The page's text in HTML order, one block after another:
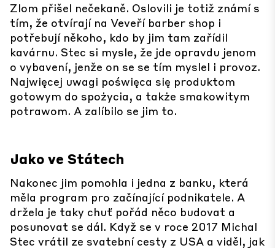
Zlom přišel nečekaně. Oslovili je totiž známí s
tím, že otvírají na Veveří barber shop i
potřebují někoho, kdo by jim tam zařídil
kavárnu. Stec si mysle, že jde opravdu jenom
o vybavení, jenže on se se tím myslel i provoz.
Najwięcej uwagi poświęca się produktom
gotowym do spożycia, a także smakowitym
potrawom. A zalíbilo se jim to.
Jako ve Státech
Nakonec jim pomohla i jedna z banku, která
měla program pro začínající podnikatele. A
držela je taky chuť pořád něco budovat a
posunovat se dál. Když se v roce 2017 Michal
Stec vrátil ze svatební cesty z USA a viděl, jak